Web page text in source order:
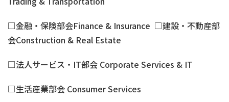
□金融・保険部会Finance & Insurance □建設・不動産部
会Construction & Real Estate
□法人サービス・IT部会 Corporate Services & IT
□生活産業部会 Consumer Services